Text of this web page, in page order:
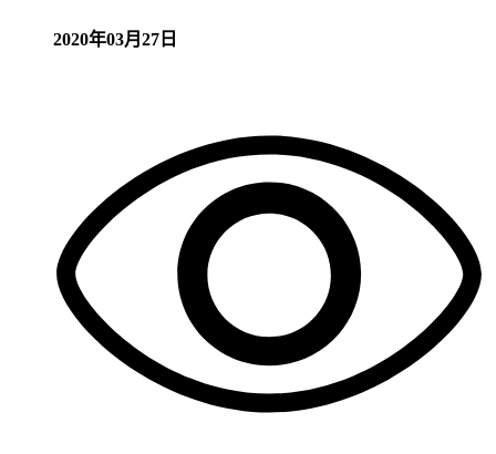
2020年03月27日